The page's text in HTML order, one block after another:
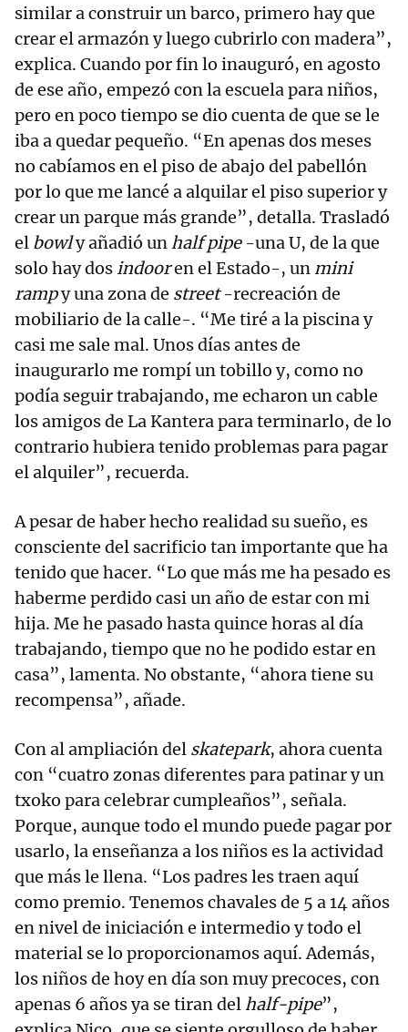
similar a construir un barco, primero hay que
crear el armazón y luego cubrirlo con madera”,
explica. Cuando por fin lo inauguró, en agosto
de ese año, empezó con la escuela para niños,
pero en poco tiempo se dio cuenta de que se le
iba a quedar pequeño. “En apenas dos meses
no cabíamos en el piso de abajo del pabellón
por lo que me lancé a alquilar el piso superior y
crear un parque más grande”, detalla. Trasladó
el bowly añadió unhalf pipe-una U, de la que
solo hay dosindooren el Estado-, un mini
rampy una zona de street-recreación de
mobiliario de la calle-. “Me tiré a la piscina y
casi me sale mal. Unos días antes de
inaugurarlo me rompí un tobillo y, como no
podía seguir trabajando, me echaron un cable
los amigos de La Kantera para terminarlo, de lo
contrario hubiera tenido problemas para pagar
el alquiler”, recuerda.
A pesar de haber hecho realidad su sueño, es
consciente del sacrificio tan importante que ha
tenido que hacer. “Lo que más me ha pesado es
haberme perdido casi un año de estar con mi
hija. Me he pasado hasta quince horas al día
trabajando, tiempo que no he podido estar en
casa”, lamenta. No obstante, “ahora tiene su
recompensa”, añade.
Con al ampliación del skatepark, ahora cuenta
con “cuatro zonas diferentes para patinar y un
txoko para celebrar cumpleaños”, señala.
Porque, aunque todo el mundo puede pagar por
usarlo, la enseñanza a los niños es la actividad
que más le llena. “Los padres les traen aquí
como premio. Tenemos chavales de 5 a 14 años
en nivel de iniciación e intermedio y todo el
material se lo proporcionamos aquí. Además,
los niños de hoy en día son muy precoces, con
apenas 6 años ya se tiran delhalf-pipe”,